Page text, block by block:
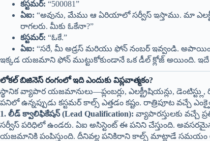
కస్టమర్: “500081”
ఏఐ: “అవును, మేము ఆ ఏరియాలో సర్వీస్ ఇస్తాము. మా
రాగలరు. మీకు ఓకేనా?”
కస్టమర్: “ఓకే.”
ఏఐ: “సరే, మీ అడ్రస్ మరియు ఫోన్ నంబర్ ఇవ్వండి.
ఇక్కడ యజమాని ఫోన్ ముట్టుకోకుండానే ఒక డీల్ క్లోజ్ అయింది. ఇదే
లోకల్ బిజినెస్ రంగంలో ఇది ఎందుకు విప్లవాత్మకం?
స్థానిక వ్యాపార యజమానులు—ప్లంబర్లు, ఎలక్ట్రీషియన్లు,
పనిలో ఉన్నప్పుడు కస్టమర్ కాల్స్ ఎత్తడం కష్టం. రాత్రిపూట వచ్చే
1. లీడ్ క్వాలిఫికేషన్ (Lead Qualification): వ్యాపారస్తులకు వచ్చే
సర్వీస్ పరిధిలో ఉండరు. ఏఐ అసిస్టెంట్ ఈ పనిని చేస్తుంది.
యజమానికి పంపిస్తుంది. దీనివల్ల పనికిరాని కాల్స్ మాట్లాడే సమయం